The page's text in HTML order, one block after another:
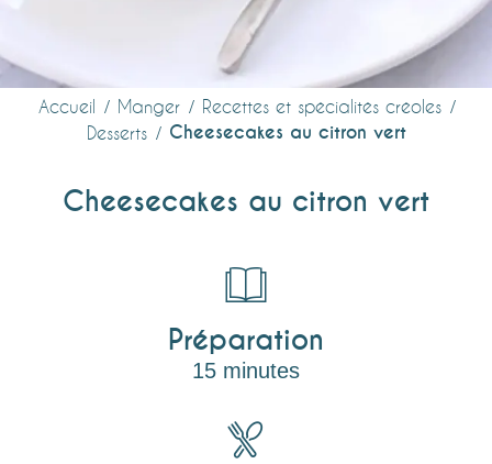
Accueil Manger
Recettes et spécialités créoles
Desserts
Cheesecakes au citron vert
Cheesecakes au citron vert
Préparation
15 minutes